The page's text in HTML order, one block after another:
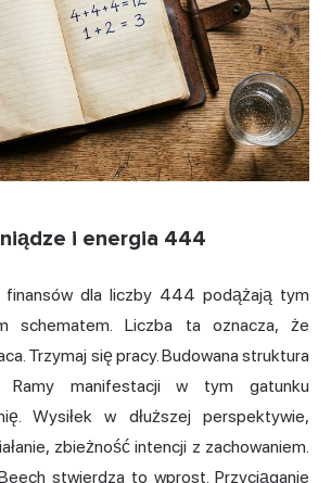
i energia 444
finansów dla liczby 444 podążają tym
schematem. Liczba ta oznacza, że
Trzymaj się pracy. Budowana struktura
Ramy manifestacji w tym gatunku
Wysiłek w dłuższej perspektywie,
zbieżność intencji z zachowaniem.
stwierdza to wprost. Przyciąganie